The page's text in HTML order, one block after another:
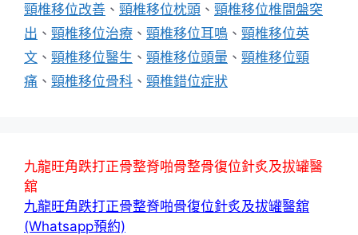
頸椎移位改善 、 頸椎移位枕頭 、 頸椎移位椎間盤突
出 、 頸椎移位治療 、 頸椎移位耳鳴 、 頸椎移位英
文 、 頸椎移位醫生 、 頸椎移位頭暈 、 頸椎移位頸
痛 、 頸椎移位骨科 、 頸椎錯位症狀
九龍旺角跌打正骨整脊啪骨整骨復位針炙及拔罐醫
舘
九龍旺角跌打正骨整脊啪骨復位針炙及拔罐醫舘
(Whatsapp預約)